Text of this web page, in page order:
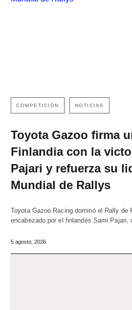
COMPETICIÓN NOTICIAS
Toyota Gazoo firma
Finlandia con la
Pajari y refuerza su
Mundial de Rallys
Toyota Gazoo Racing dominó el Rally de
encabezado por el finlandés Sami Pajari,
5 agosto, 2026